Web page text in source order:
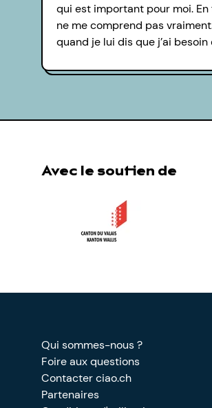
qui est important pour moi.
ne me comprend pas
quand je lui dis que j’ai besoin
Avec le soutien de
Qui sommes-nous ?
Foire aux questions
Contacter ciao.ch
Partenaires